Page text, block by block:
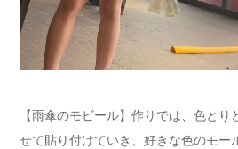
【雨傘のモビール】作りでは、色と
せて貼り付けていき、好きな色のモー